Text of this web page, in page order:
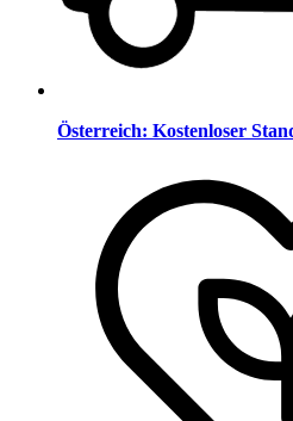
Österreich: Kostenloser